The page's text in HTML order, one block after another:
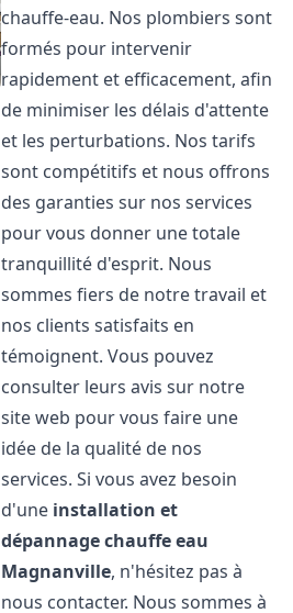
chauffe-eau. Nos plombiers sont
formés pour intervenir
rapidement et efficacement, afin
de minimiser les délais d'attente
et les perturbations. Nos tarifs
sont compétitifs et nous offrons
des garanties sur nos services
pour vous donner une totale
tranquillité d'esprit. Nous
sommes fiers de notre travail et
nos clients satisfaits en
témoignent. Vous pouvez
consulter leurs avis sur notre
site web pour vous faire une
idée de la qualité de nos
services. Si vous avez besoin
d'une installation et
dépannage chauffe eau
Magnanville, n'hésitez pas à
nous contacter. Nous sommes à